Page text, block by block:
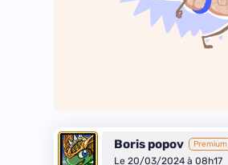
Boris popov Premium
Le 20/03/2024 à 08h17